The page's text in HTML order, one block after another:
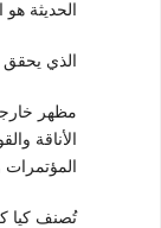
الحديثة هو
الذي يحقق
مظهر
الأناقة
تُصنف كيا